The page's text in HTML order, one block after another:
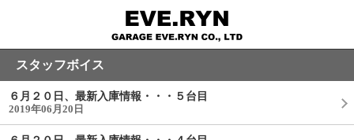
スタッフボイス
６月２０日、最新入庫情報・・・５台目
2019年06月20日